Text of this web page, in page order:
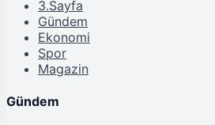
3.Sayfa
Gündem
Ekonomi
Spor
Magazin
Gündem